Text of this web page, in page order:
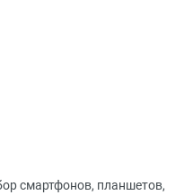
смартфонов, планшетов,